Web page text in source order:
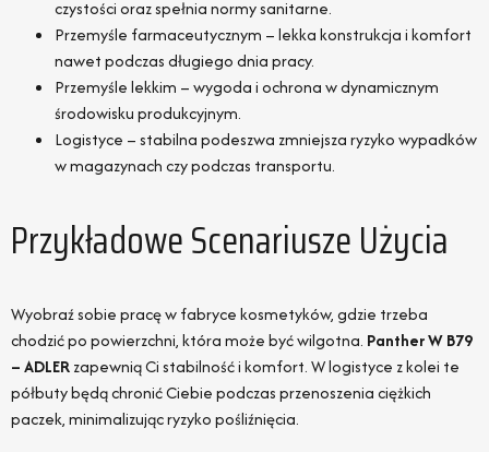
czystości oraz spełnia normy sanitarne.
Przemyśle farmaceutycznym – lekka konstrukcja i komfort
nawet podczas długiego dnia pracy.
Przemyśle lekkim – wygoda i ochrona w dynamicznym
środowisku produkcyjnym.
Logistyce – stabilna podeszwa zmniejsza ryzyko wypadków
w magazynach czy podczas transportu.
Przykładowe Scenariusze Użycia
Wyobraź sobie pracę w fabryce kosmetyków, gdzie trzeba
chodzić po powierzchni, która może być wilgotna. Panther W B79
– ADLERzapewnią Ci stabilność i komfort. W logistyce z kolei te
półbuty będą chronić Ciebie podczas przenoszenia ciężkich
paczek, minimalizując ryzyko pośliźnięcia.